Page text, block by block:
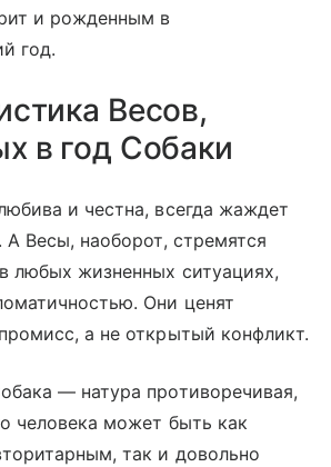
и рожденным в
год.
Весов,
в год Собаки
и честна, всегда жаждет
А Весы, наоборот, стремятся
любых жизненных ситуациях,
Они ценят
а не открытый конфликт.
— натура противоречивая,
человека может быть как
так и довольно